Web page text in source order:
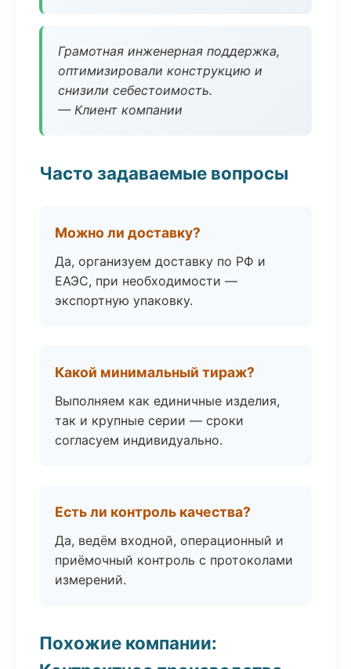
Грамотная инженерная поддержка,
оптимизировали конструкцию и
снизили себестоимость.
— Клиент компании
Часто задаваемые вопросы
Можно ли доставку?
Да, организуем доставку по РФ и
ЕАЭС, при необходимости —
экспортную упаковку.
Какой минимальный тираж?
Выполняем как единичные изделия,
так и крупные серии — сроки
согласуем индивидуально.
Есть ли контроль качества?
Да, ведём входной, операционный и
приёмочный контроль с протоколами
измерений.
Похожие компании: